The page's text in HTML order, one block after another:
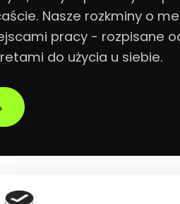
Nasze rozkminy o
pracy - rozpisane
do użycia u siebie.